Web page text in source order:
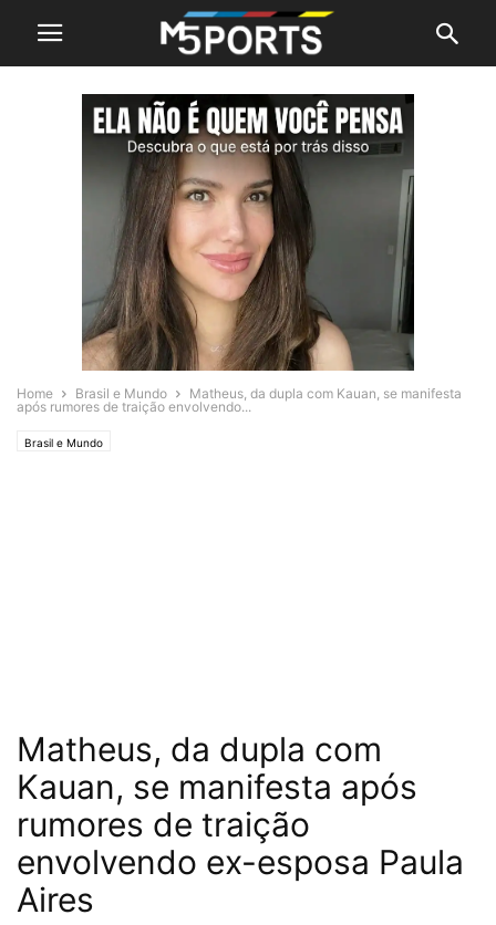
Home Brasil e Mundo
Matheus, da dupla com Kauan, se manifesta
após rumores de traição envolvendo...
Brasil e Mundo
Matheus, da dupla com
Kauan, se manifesta após
rumores de traição
envolvendo ex-esposa Paula
Aires